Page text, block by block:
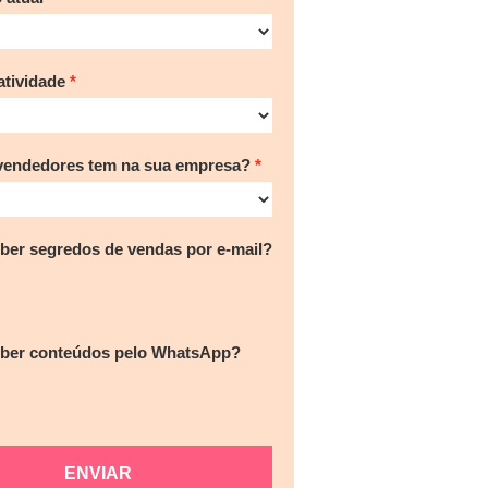
tem na sua empresa?
segredos de vendas por e-mail?
conteúdos pelo WhatsApp?
ENVIAR